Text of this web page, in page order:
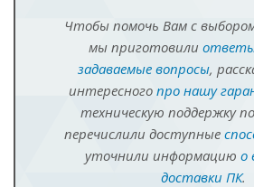
Чтобы помочь Вам с
мы приготовили
задаваемые вопросы,
интересного про нашу
техническую поддержку
перечислили доступные
уточнили информацию о
доставки ПК.